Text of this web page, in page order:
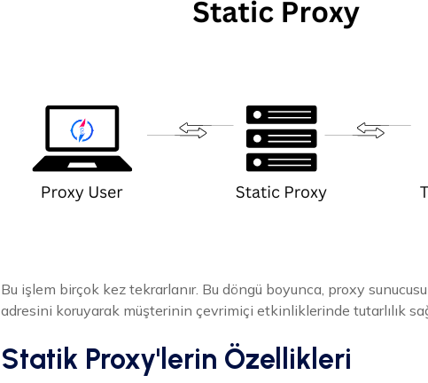
Bu işlem birçok kez tekrarlanır. Bu döngü boyunca, proxy
adresini koruyarak müşterinin çevrimiçi etkinliklerinde tutarlılık
Statik Proxy'lerin Özellikleri